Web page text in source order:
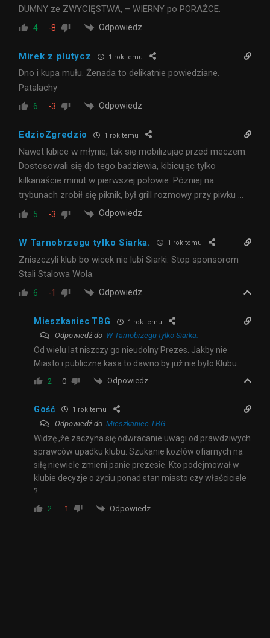
DUMNY ze ZWYCIĘSTWA, – WIERNY po PORAŻCE.
4 -8 Odpowiedz
Mirek z plutycz 1 rok temu
Dno i kupa mułu. Żenada to delikatnie powiedziane.
Patalachy
6 -3 Odpowiedz
EdzioZgredzio 1 rok temu
Nawet kibice w młynie, tak się mobilizując przed meczem.
Dostosowali się do tego badziewia, kibicując tylko
kilkanaście minut w pierwszej połowie. Pózniej na
trybunach zrobił się piknik, był grill rozmowy przy piwku …
5 -3 Odpowiedz
W Tarnobrzegu tylko Siarka. 1 rok temu
Zniszczyli klub bo wicek nie lubi Siarki. Stop sponsorom
Stali Stalowa Wola.
6 -1 Odpowiedz
Mieszkaniec TBG 1 rok temu
Odpowiedź do W Tarnobrzegu tylko Siarka.
Od wielu lat niszczy go nieudolny Prezes. Jakby nie
Miasto i publiczne kasa to dawno by już nie było Klubu.
2 0 Odpowiedz
Gość 1 rok temu
Odpowiedź do Mieszkaniec TBG
Widzę ,że zaczyna się odwracanie uwagi od prawdziwych
sprawców upadku klubu. Szukanie kozłów ofiarnych na
siłę niewiele zmieni panie prezesie. Kto podejmował w
klubie decyzje o życiu ponad stan miasto czy właściciele
?
2 -1 Odpowiedz